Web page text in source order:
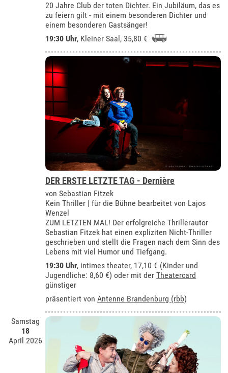
20 Jahre Club der toten Dichter. Ein Jubiläum, das es
zu feiern gilt - mit einem besonderen Dichter und
einem besonderen Gastsänger!
19:30 Uhr, Kleiner Saal , 35,80 €
DER ERSTE LETZTE TAG - Dernière
von Sebastian Fitzek
Kein Thriller | für die Bühne bearbeitet von Lajos
Wenzel
ZUM LETZTEN MAL! Der erfolgreiche Thrillerautor
Sebastian Fitzek hat einen expliziten Nicht-Thriller
geschrieben und stellt die Fragen nach dem Sinn des
Lebens mit viel Humor und Tiefgang.
19:30 Uhr, intimes theater, 17,10 € (Kinder und
Jugendliche: 8,60 €) oder mit derTheatercard
günstiger
präsentiert vonAntenne Brandenburg (rbb)
Samstag
18
April 2026